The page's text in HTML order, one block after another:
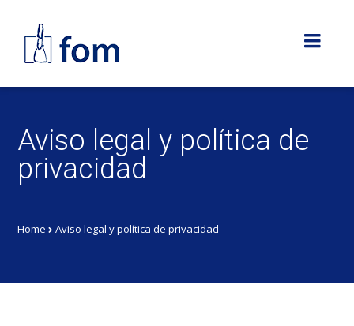
Aviso legal y política de
privacidad
Home Aviso legal y política de privacidad